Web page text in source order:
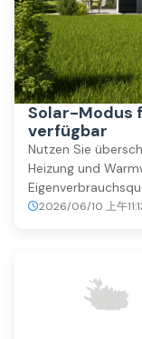
Solar-Modus
verfügbar
Nutzen Sie
Heizung und
2026/06/10 上午